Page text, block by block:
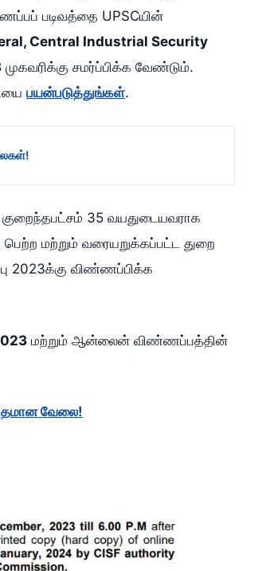
படிவத்தை UPSCயின்
Central Industrial Security
முகவரிக்கு சமர்ப்பிக்க வேண்டும்.
பயன்படுத்துங்கள்.
!
35 வயதுடையவராக
மற்றும் வரையறுக்கப்பட்ட துறை
2023க்கு விண்ணப்பிக்க
மற்றும் ஆன்லைன் விண்ணப்பத்தின்
வேலை!